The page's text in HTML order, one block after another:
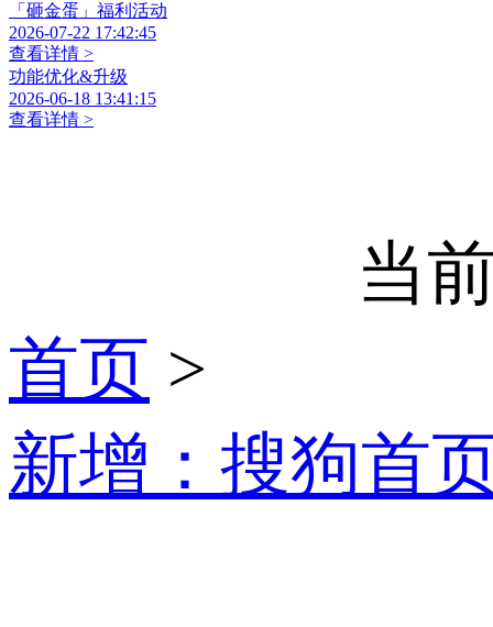
「砸金蛋」福利活动
2026-07-22 17:42:45
查看详情 >
功能优化&升级
2026-06-18 13:41:15
查看详情 >
当
首页 >
新增：搜狗首